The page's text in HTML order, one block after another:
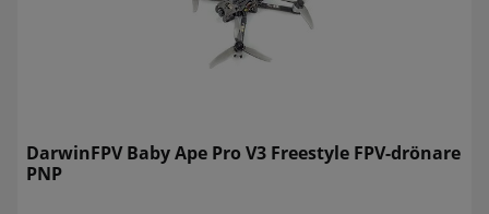
DarwinFPV Baby Ape Pro V3 Freestyle FPV-drönare
PNP